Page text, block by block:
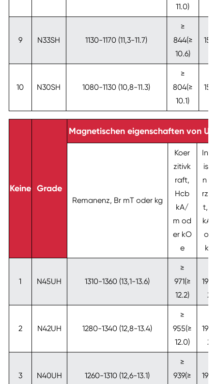
11.0)
9 N33SH 1130-1170 (11,3-11.7)
≥
844(≥
10.6)
10 N30SH 1080-1130 (10,8-11.3)
≥
804(≥
10.1)
Keine Grade
Magnetischen eigenschaften von
Remanenz, Br mT oder kg
Koer
zitivk
raft,
Hcb
kA/
m od
er kO
e
n
t,
kA/
1 N45UH 1310-1360 (13,1-13.6)
≥
971(≥
12.2)
25)
2 N42UH 1280-1340 (12,8-13.4)
≥
955(≥
12.0)
25)
3 N40UH 1260-1310 (12,6-13.1)
≥
939(≥